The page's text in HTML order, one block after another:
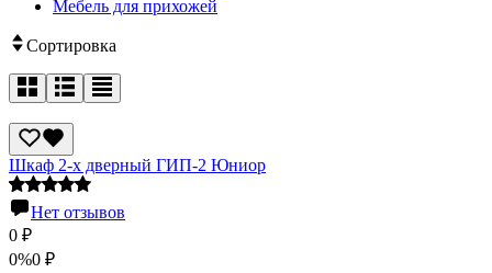
Мебель для прихожей
Сортировка
Шкаф 2-х дверный ГИП-2 Юниор
Нет отзывов
0 ₽
0%0 ₽